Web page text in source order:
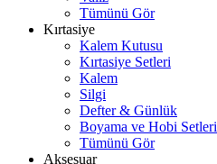
Tümünü Gör
Kırtasiye
Kalem Kutusu
Kırtasiye Setleri
Kalem
Silgi
Defter & Günlük
Boyama ve Hobi Setleri
Tümünü Gör
Aksesuar